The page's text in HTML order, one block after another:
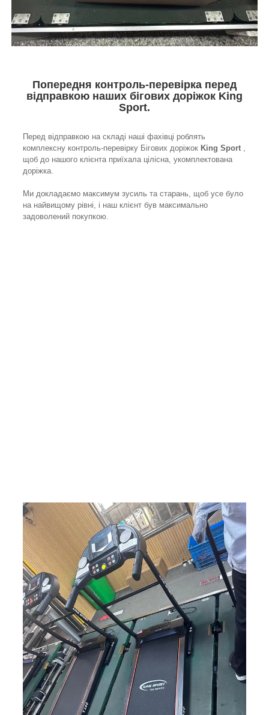
Попередня контроль-перевірка перед
відправкою наших бігових доріжок King
Sport.
Перед відправкою на складі наші фахівці роблять
комплексну контроль-перевірку Бігових доріжок King Sport ,
щоб до нашого клієнта приїхала цілісна, укомплектована
доріжка.
Ми докладаємо максимум зусиль та старань, щоб усе було
на найвищому рівні, і наш клієнт був максимально
задоволений покупкою.